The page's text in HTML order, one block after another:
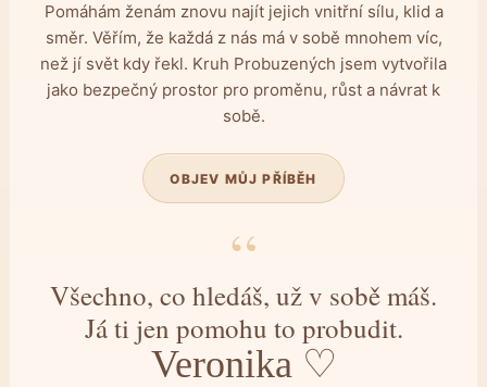
Pomáhám ženám znovu najít jejich vnitřní sílu, klid a
směr. Věřím, že každá z nás má v sobě mnohem víc,
než jí svět kdy řekl. Kruh Probuzených jsem vytvořila
jako bezpečný prostor pro proměnu, růst a návrat k
sobě.
OBJEV MŮJ PŘÍBĚH
“
Všechno, co hledáš, už v sobě máš.
Já ti jen pomohu to probudit.
Veronika ♡